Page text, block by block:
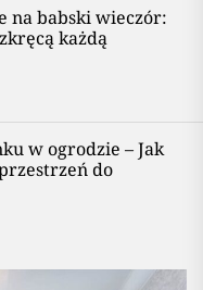
na babski wieczór:
każdą
w ogrodzie – Jak
do